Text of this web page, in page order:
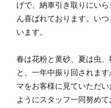
げで、納車引き取りにい
ん喜ばれております。い
います。
春は花粉と黄砂、夏は虫
と、一年中振り回されま
マをお客様に見ていただ
ようにスタッフ一同努め